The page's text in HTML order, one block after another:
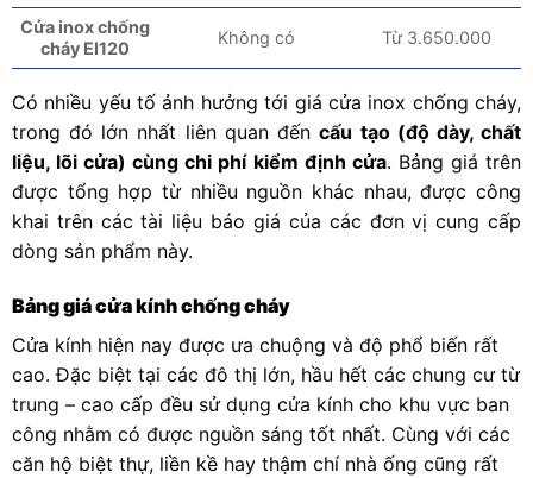
Cửa inox chống
cháy EI120
Không có Từ 3.650.000
Có nhiều yếu tố ảnh hưởng tới giá cửa inox chống cháy,
trong đó lớn nhất liên quan đếncấu tạo (độ dày, chất
liệu, lõi cửa) cùng chi phí kiểm định cửa. Bảng giá trên
được tổng hợp từ nhiều nguồn khác nhau, được công
khai trên các tài liệu báo giá của các đơn vị cung cấp
dòng sản phẩm này.
Bảng giá cửa kính chống cháy
Cửa kính hiện nay được ưa chuộng và độ phổ biến rất
cao. Đặc biệt tại các đô thị lớn, hầu hết các chung cư từ
trung – cao cấp đều sử dụng cửa kính cho khu vực ban
công nhằm có được nguồn sáng tốt nhất. Cùng với các
căn hộ biệt thự, liền kề hay thậm chí nhà ống cũng rất